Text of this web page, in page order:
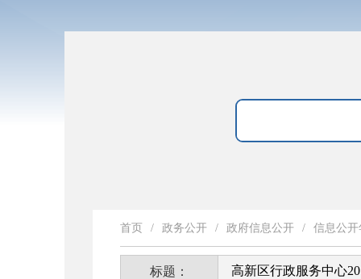
首页 / 政务公开 / 政府信息公开 / 信息公
标题： 高新区行政服务中心